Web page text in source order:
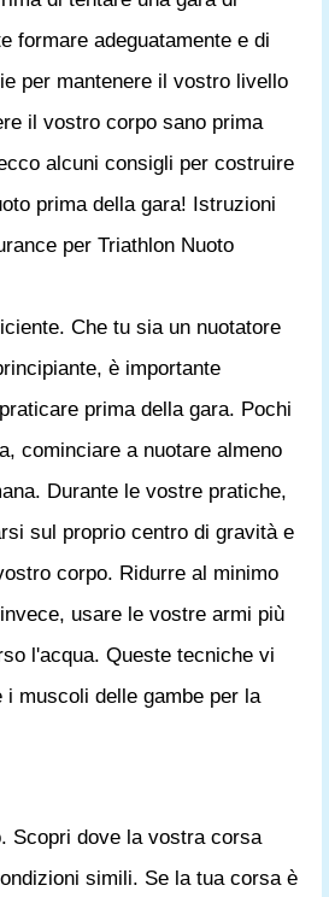
formare adeguatamente e di
per mantenere il vostro livello
il vostro corpo sano prima
alcuni consigli per costruire
prima della gara! Istruzioni
per Triathlon Nuoto
Che tu sia un nuotatore
è importante
prima della gara. Pochi
cominciare a nuotare almeno
Durante le vostre pratiche,
sul proprio centro di gravità e
corpo. Ridurre al minimo
usare le vostre armi più
l'acqua. Queste tecniche vi
muscoli delle gambe per la
Scopri dove la vostra corsa
simili. Se la tua corsa è